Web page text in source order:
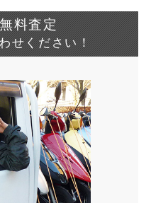
料査定
せください！